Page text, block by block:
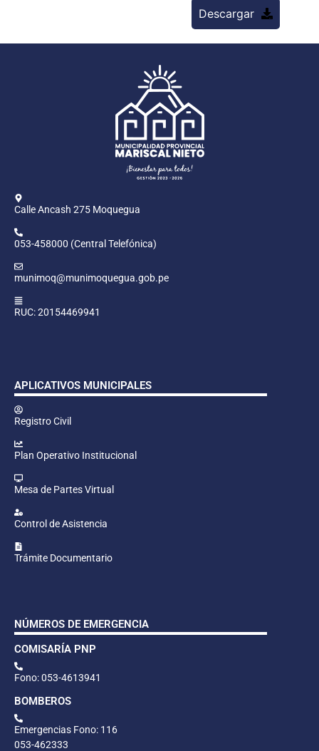
Descargar
Calle Ancash 275 Moquegua
053-458000 (Central Telefónica)
munimoq@munimoquegua.gob.pe
RUC: 20154469941
APLICATIVOS MUNICIPALES
Registro Civil
Plan Operativo Institucional
Mesa de Partes Virtual
Control de Asistencia
Trámite Documentario
NÚMEROS DE EMERGENCIA
COMISARÍA PNP
Fono: 053-4613941
BOMBEROS
Emergencias Fono: 116
053-462333